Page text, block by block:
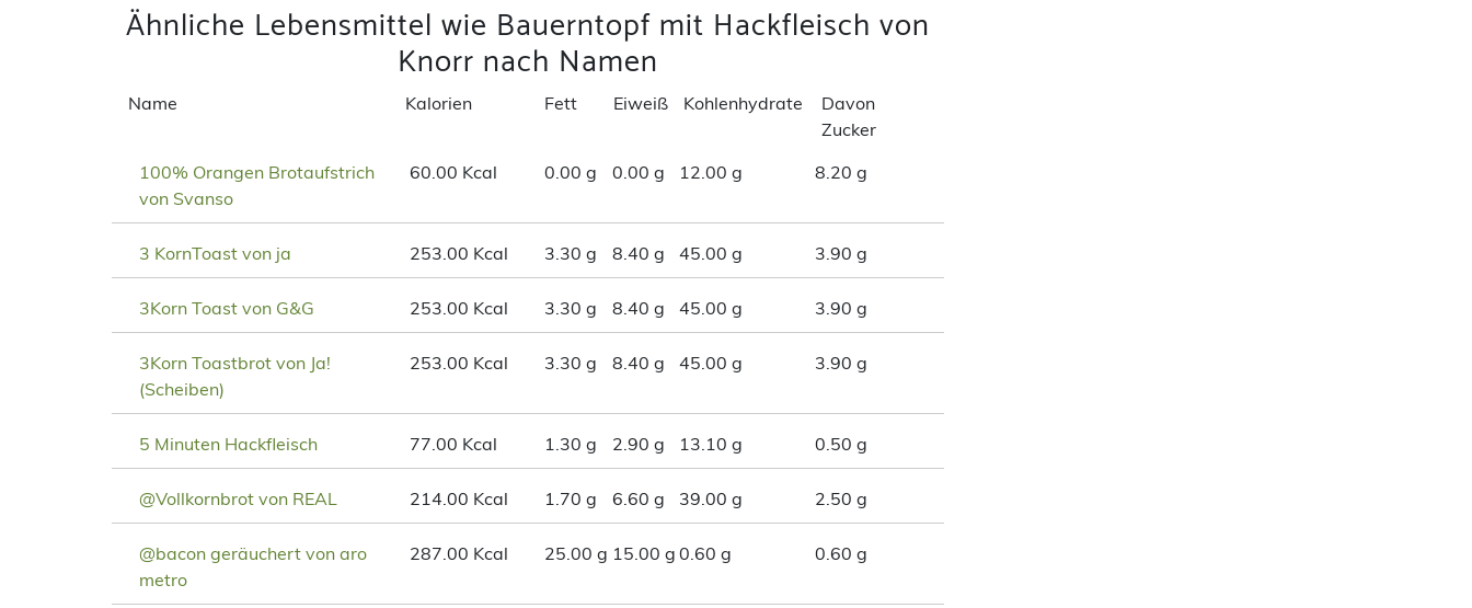
Ähnliche Lebensmittel wie Bauerntopf mit Hackfleisch von
Knorr nach Namen
Name Kalorien Fett Eiweiß Kohlenhydrate
Davon
Zucker
100% Orangen Brotaufstrich
von Svanso
60.00 Kcal 0.00 g 0.00 g 12.00 g 8.20 g
3 KornToast von ja 253.00 Kcal 3.30 g 8.40 g 45.00 g 3.90 g
3Korn Toast von G&G 253.00 Kcal 3.30 g 8.40 g 45.00 g 3.90 g
3Korn Toastbrot von Ja!
(Scheiben)
253.00 Kcal 3.30 g 8.40 g 45.00 g 3.90 g
5 Minuten Hackfleisch 77.00 Kcal 1.30 g 2.90 g 13.10 g 0.50 g
@Vollkornbrot von REAL 214.00 Kcal 1.70 g 6.60 g 39.00 g 2.50 g
@bacon geräuchert von aro
metro
287.00 Kcal 25.00 g 15.00 g 0.60 g 0.60 g